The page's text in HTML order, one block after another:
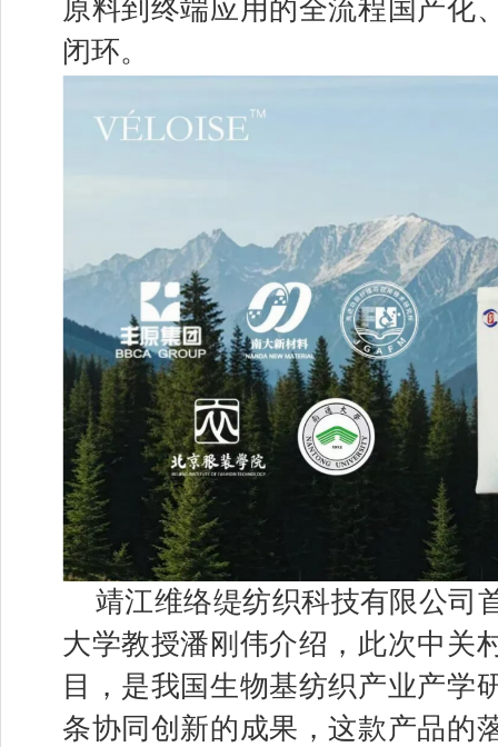
原料到终端应用的全流程国产化
闭环。
靖江维络缇纺织科技有限公司
大学教授潘刚伟介绍，此次中关
目，是我国生物基纺织产业产学
条协同创新的成果，这款产品的